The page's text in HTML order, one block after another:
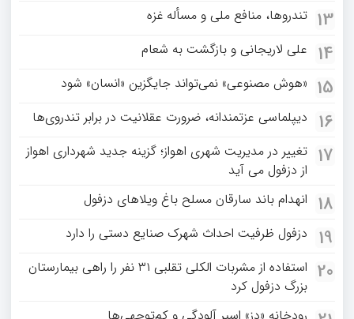
13 تندروها، منافع ملی و مسأله غزه
14 علی لاریجانی و بازگشت به شعام
15 «هوش مصنوعی» نمی‌تواند جایگزین «انسان» شود
16 دیپلماسی عزتمندانه، ضرورت عقلانیت در برابر تندروی‌ها
17 تغییر در مدیریت شهری اهواز؛ گزینه جدید شهرداری اهواز
از دزفول می آید
18 انهدام باند سارقان مسلح باغ‌ ویلاهای دزفول
19 دزفول ظرفیت احداث شهرک صنایع دستی را دارد
20
استفاده از مشربات الکلی تقلبی ۳۱ نفر را راهی بیمارستان
بزرگ دزفول کرد